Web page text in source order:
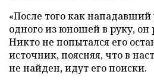
«После того как
одного из юношей в руку, он
Никто не попытался его
источник, поясняя, что в
не найден, идут его поиски.